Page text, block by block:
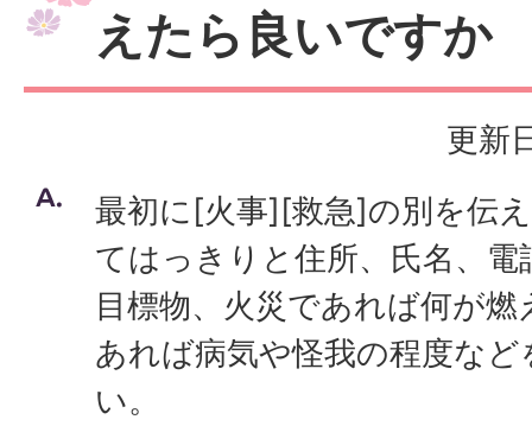
えたら良いですか
更新
最初に[火事][救急]の別を伝
てはっきりと住所、氏名、
目標物、火災であれば何が
あれば病気や怪我の程度な
い。